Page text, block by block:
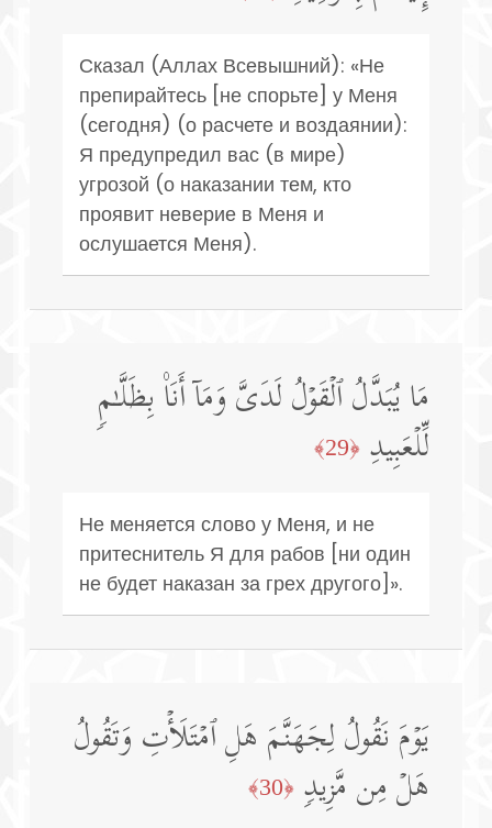
Сказал (Аллах Всевышний): «Не
препирайтесь [не спорьте] у Меня
(сегодня) (о расчете и воздаянии):
Я предупредил вас (в мире)
угрозой (о наказании тем, кто
проявит неверие в Меня и
ослушается Меня).
مَا یُبَدَّلُ ٱلۡقَوۡلُ لَدَیَّ وَمَاۤ أَنَا۠ بِظَلَّـٰمࣲ
لِّلۡعَبِیدِ ﴿29﴾
Не меняется слово у Меня, и не
притеснитель Я для рабов [ни один
не будет наказан за грех другого]».
یَوۡمَ نَقُولُ لِجَهَنَّمَ هَلِ ٱمۡتَلَأۡتِ وَتَقُولُ
هَلۡ مِن مَّزِیدࣲ ﴿30﴾